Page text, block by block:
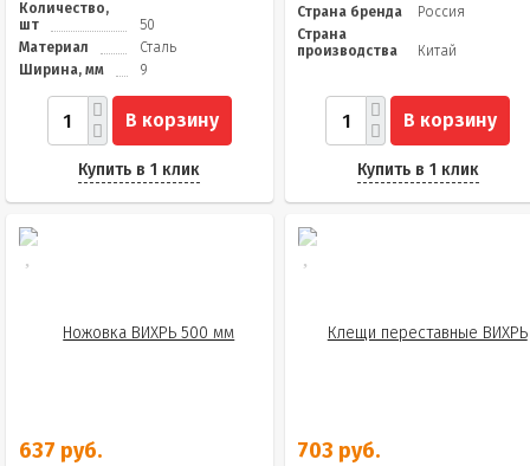
Количество,
шт
50
Материал
Сталь
Ширина, мм
9
В корзину
Купить в 1 клик
Страна бренда
Россия
Страна
производства
Китай
В корзину
Купить в 1 клик
637 руб. 703 руб.